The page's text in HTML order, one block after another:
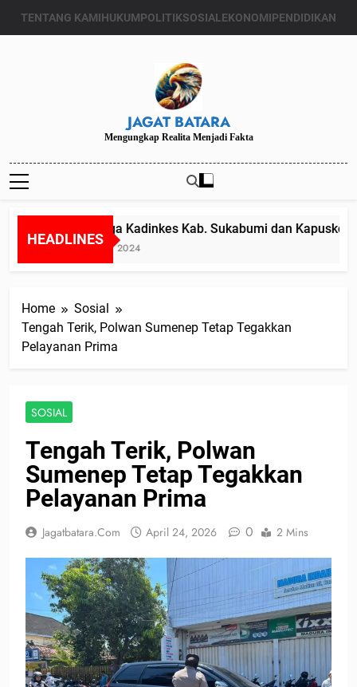
TENTANG KAMIHUKUMPOLITIKSOSIALEKONOMIPENDIDIKAN
JAGAT BATARA
Mengungkap Realita Menjadi Fakta
HEADLINES
Diduga Kadinkes Kab. Sukabumi dan
Juli 24, 2024
Home
Sosial
Tengah Terik, Polwan Sumenep Tetap Tegakkan
Pelayanan Prima
SOSIAL
Tengah Terik, Polwan
Sumenep Tetap Tegakkan
Pelayanan Prima
Jagatbatara.com April 24, 2026 0 2 Mins